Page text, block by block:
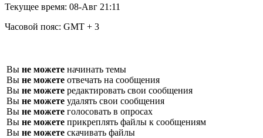
Текущее время: 08-Авг 21:11
Часовой пояс: GMT + 3
Вы не можете начинать темы
Вы не можете отвечать на сообщения
Вы не можете редактировать свои сообщения
Вы не можете удалять свои сообщения
Вы не можете голосовать в опросах
Вы не можете прикреплять файлы к сообщениям
Вы не можете скачивать файлы